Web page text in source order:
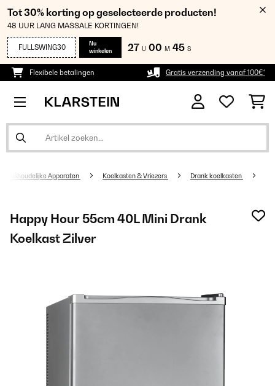
Tot 30% korting op geselecteerde producten!
48 UUR LANG MASSALE KORTINGEN!
FULLSWING30
Nu
winkelen
27 U 00 M 45 S
Flexibele betalingen Gratis verzending vanaf 100€*
Huishoudelijke Apparaten Koelkasten & Vriezers Drank koelkasten
Happy Hour 55cm 40L Mini Drank
Koelkast Zilver